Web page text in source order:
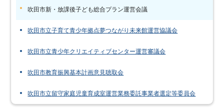
吹田市新・放課後子ども総合プラン運営会議
吹田市立子育て青少年拠点夢つながり未来館運営協議会
吹田市立青少年クリエイティブセンター運営審議会
吹田市教育振興基本計画意見聴取会
吹田市立留守家庭児童育成室運営業務委託事業者選定等委員会